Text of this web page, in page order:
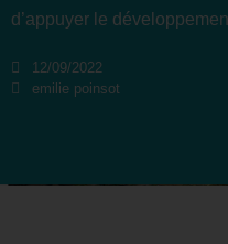
d’appuyer le
12/09/2022
emilie poinsot